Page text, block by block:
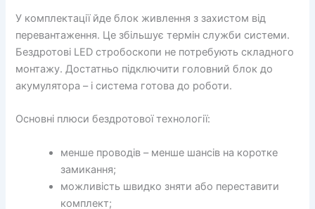
У комплектації йде блок живлення з захистом від
перевантаження. Це збільшує термін служби системи.
Бездротові LED стробоскопи не потребують складного
монтажу. Достатньо підключити головний блок до
акумулятора – і система готова до роботи.
Основні плюси бездротової технології:
менше проводів – менше шансів на коротке
замикання;
можливість швидко зняти або переставити
комплект;